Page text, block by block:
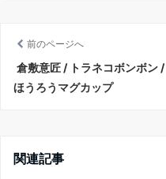
前のページへ
倉敷意匠 / トラネコボンボン /
ほうろうマグカップ
関連記事